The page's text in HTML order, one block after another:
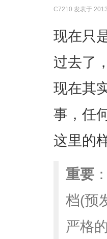
C7210 发表于
现在只
过去了
现在其
事，任
这里的
重要
档(预
严格